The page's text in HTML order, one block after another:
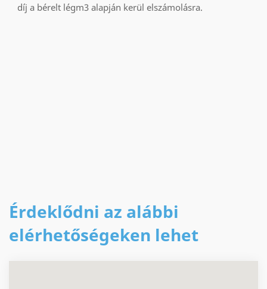
díj a bérelt légm3 alapján kerül elszámolásra.
Érdeklődni az alábbi
elérhetőségeken lehet